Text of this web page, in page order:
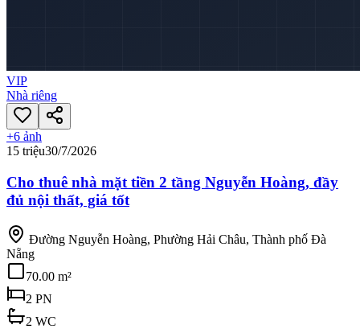
VIP
Nhà riêng
+6 ảnh
15 triệu30/7/2026
Cho thuê nhà mặt tiền 2 tầng Nguyễn Hoàng, đầy
đủ nội thất, giá tốt
Đường Nguyễn Hoàng, Phường Hải Châu, Thành phố Đà
Nẵng
70.00 m²
2 PN
2 WC